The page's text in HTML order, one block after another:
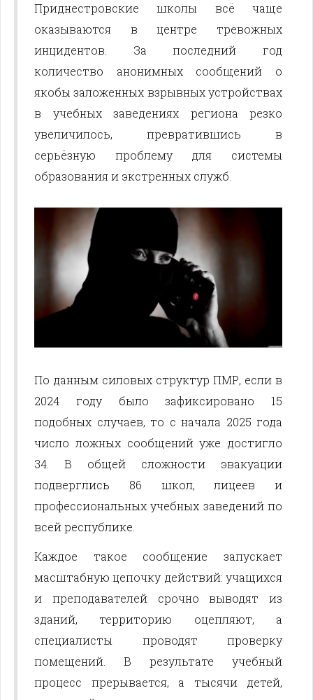
Приднестровские школы всё чаще
оказываются в центре тревожных
инцидентов. За последний год
количество анонимных сообщений о
якобы заложенных взрывных устройствах
в учебных заведениях региона резко
увеличилось, превратившись в
серьёзную проблему для системы
образования и экстренных служб.
По данным силовых структур ПМР, если в
2024 году было зафиксировано 15
подобных случаев, то с начала 2025 года
число ложных сообщений уже достигло
34. В общей сложности эвакуации
подверглись 86 школ, лицеев и
профессиональных учебных заведений по
всей республике.
Каждое такое сообщение запускает
масштабную цепочку действий: учащихся
и преподавателей срочно выводят из
зданий, территорию оцепляют, а
специалисты проводят проверку
помещений. В результате учебный
процесс прерывается, а тысячи детей,